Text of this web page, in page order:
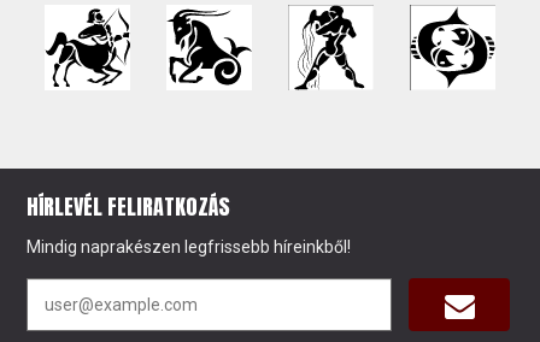
HÍRLEVÉL FELIRATKOZÁS
Mindig naprakészen legfrissebb híreinkből!